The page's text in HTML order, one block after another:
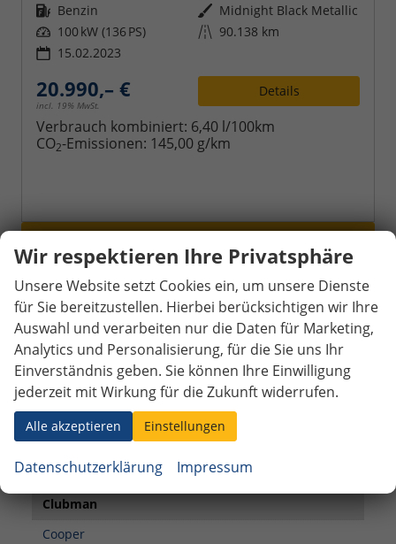
Kraftstoff Benzin Außenfarbe Midnight Black Metallic
Leistung 100 kW (136 PS) Kilometerstand 90.138 km
15.02.2023
20.990,– €
incl. 19% MwSt.
Details
Verbrauch kombiniert: 6,40 l/100km
CO2-Emissionen: 145,00 g/km
Auto finden!
Fahrzeugnr.
Fiat
Ford
Jaguar
Mercedes-Benz
MINI
Clubman
Cooper
Wir respektieren Ihre Privatsphäre
Unsere Website setzt Cookies ein, um unsere Dienste
für Sie bereitzustellen. Hierbei berücksichtigen wir Ihre
Auswahl und verarbeiten nur die Daten für Marketing,
Analytics und Personalisierung, für die Sie uns Ihr
Einverständnis geben. Sie können Ihre Einwilligung
jederzeit mit Wirkung für die Zukunft widerrufen.
Alle akzeptieren Einstellungen
Datenschutzerklärung Impressum